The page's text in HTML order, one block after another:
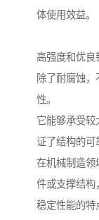
体使用效益。
高强度和优良
除了耐腐蚀
性。
它能够承受
证了结构的可
在机械制造领
件或支撑结构
稳定性能的特